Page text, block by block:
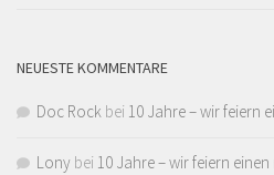
NEUESTE KOMMENTARE
Doc Rock bei 10 Jahre – wir feiern
Lony bei 10 Jahre – wir feiern